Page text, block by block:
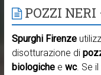
POZZI
Spurghi Firenze
disotturazione di
biologichee wc. Se